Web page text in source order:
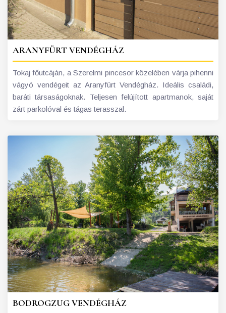
ARANYFÜRT VENDÉGHÁZ
Tokaj főutcáján, a Szerelmi pincesor közelében várja pihenni
vágyó vendégeit az Aranyfürt Vendégház. Ideális családi,
baráti társaságoknak. Teljesen felújított apartmanok, saját
zárt parkolóval és tágas terasszal.
BODROGZUG VENDÉGHÁZ